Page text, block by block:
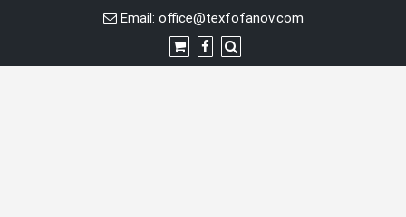
Email: office@texfofanov.com